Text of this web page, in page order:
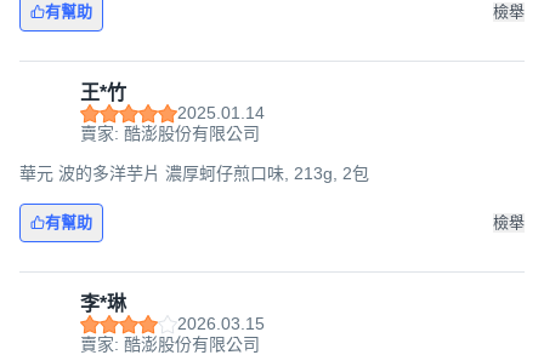
有幫助 檢舉
王*竹
2025.01.14
賣家: 酷澎股份有限公司
華元 波的多洋芋片 濃厚蚵仔煎口味, 213g, 2包
有幫助 檢舉
李*琳
2026.03.15
賣家: 酷澎股份有限公司